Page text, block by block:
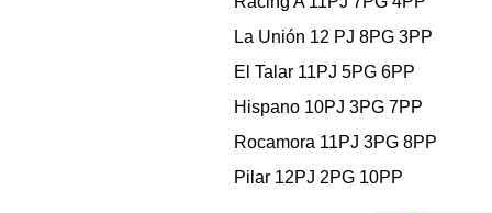
La Unión 12 PJ 8PG 3PP
El Talar 11PJ 5PG 6PP
Hispano 10PJ 3PG 7PP
Rocamora 11PJ 3PG 8PP
Pilar 12PJ 2PG 10PP